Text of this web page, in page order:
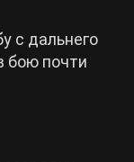
с дальнего
бою почти